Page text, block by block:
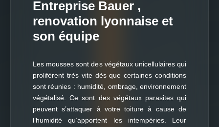
Entreprise Bauer ,
renovation lyonnaise et
son équipe
Les mousses sont des végétaux unicellulaires qui
prolifèrent très vite dès que certaines conditions
sont réunies : humidité, ombrage, environnement
végétalisé. Ce sont des végétaux parasites qui
peuvent s’attaquer à votre toiture à cause de
l’humidité qu’apportent les intempéries. Leur